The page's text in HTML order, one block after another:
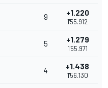
9 +1.220
1'55.912
5 +1.279
1'55.971
4 +1.438
1'56.130